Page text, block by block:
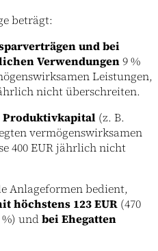
beträgt:
und bei
Verwendungen9 %
Leistungen,
nicht überschreiten.
Produktivkapital (z. B.
vermögenswirksamen
400 EUR jährlich nicht
Anlageformen bedient,
höchstens 123 EUR (470
%) undbei Ehegatten